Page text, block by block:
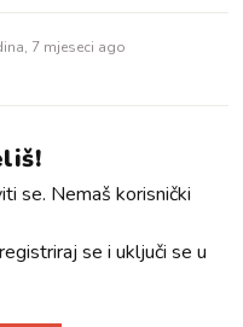
7 mjeseci ago
se. Nemaš korisnički
se i uključi se u